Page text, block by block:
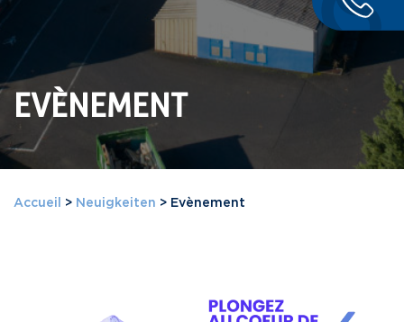
EVÈNEMENT
Accueil > Neuigkeiten > Evènement